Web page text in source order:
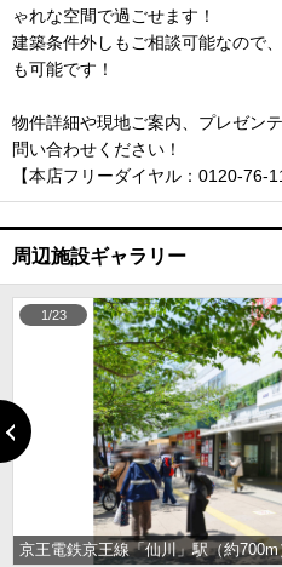
ゃれな空間で過ごせます！
建築条件外しもご相談可能なので
も可能です！
物件詳細や現地ご案内、プレゼン
問い合わせください！
【本店フリーダイヤル：0120-76-
周辺施設ギャラリー
京王電鉄京王線「仙川」駅（約700m
1/23